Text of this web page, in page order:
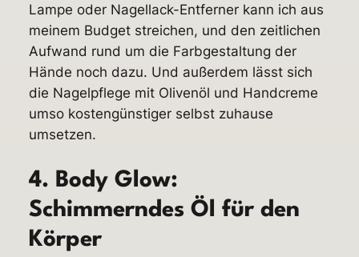
Lampe oder Nagellack-Entferner kann ich aus
meinem Budget streichen, und den zeitlichen
Aufwand rund um die Farbgestaltung der
Hände noch dazu. Und außerdem lässt sich
die Nagelpflege mit Olivenöl und Handcreme
umso kostengünstiger selbst zuhause
umsetzen.
4. Body Glow:
Schimmerndes Öl für den
Körper